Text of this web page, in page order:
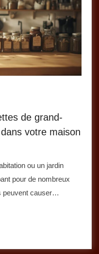
de grand-
votre maison
ou un jardin
pour de nombreux
peuvent causer…